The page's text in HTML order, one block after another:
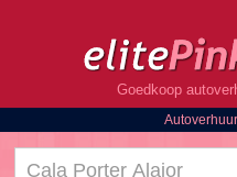
Goedkoop
Autoverhuur